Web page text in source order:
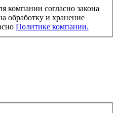
компании согласно закона
обработку и хранение
Политике компании.